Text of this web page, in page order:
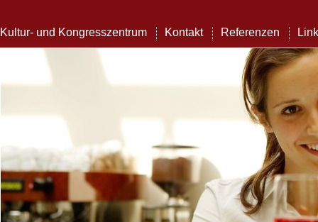
Kultur- und Kongresszentrum Kontakt Referenzen